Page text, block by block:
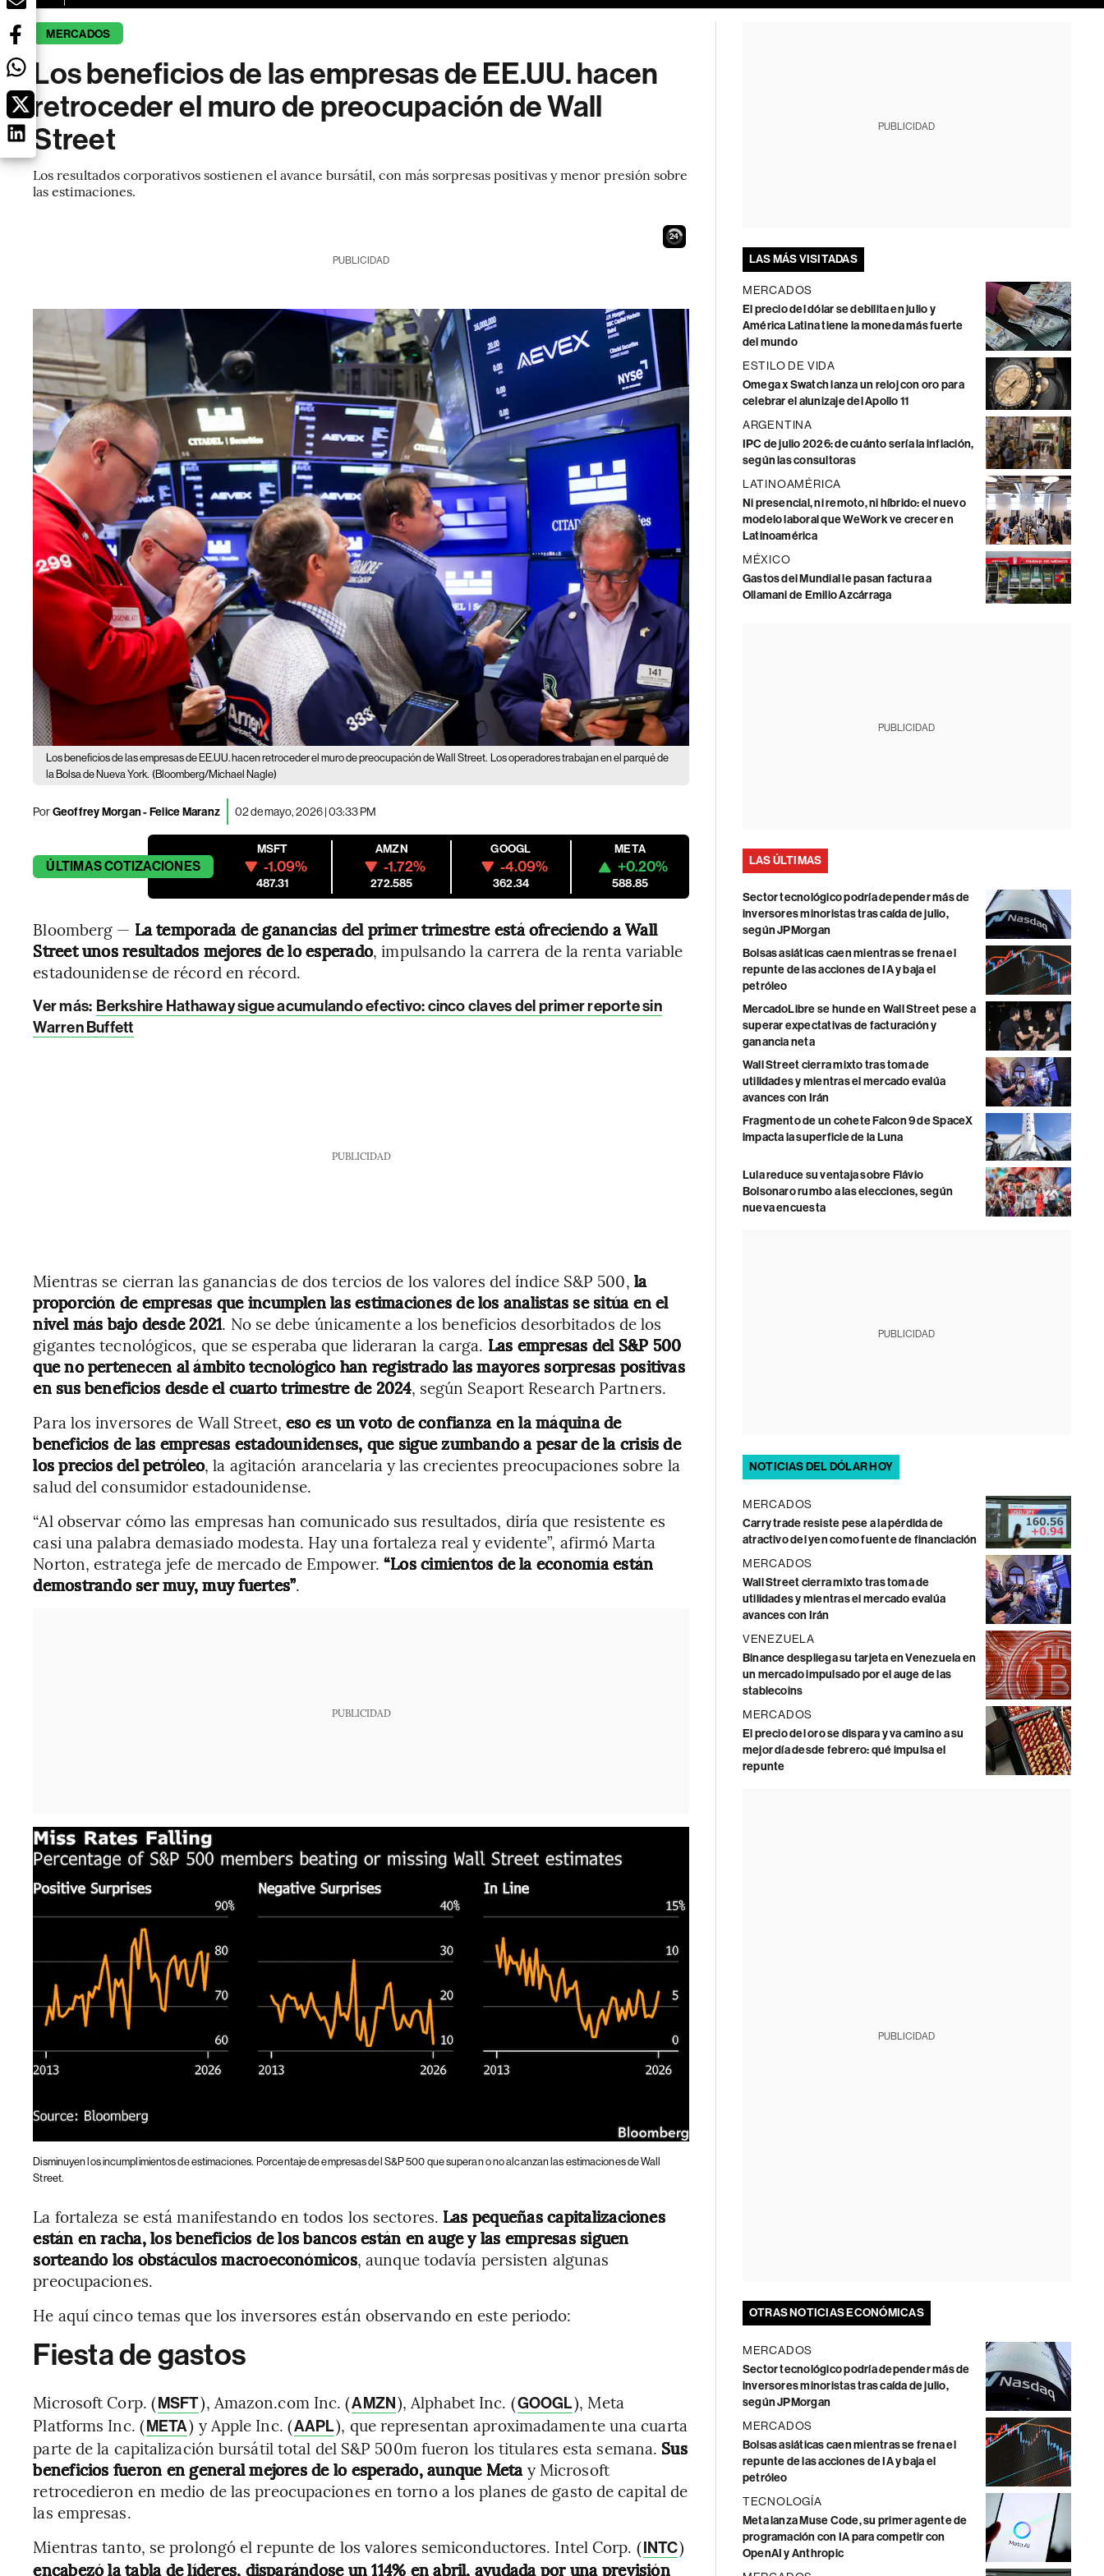
MERCADOS
Los beneficios de las empresas de EE.UU. hacen
retroceder el muro de preocupación de Wall
Street
Los resultados corporativos sostienen el avance bursátil, con más sorpresas positivas y menor presión sobre
las estimaciones.
23
PUBLICIDAD
Los beneficios de las empresas de EE.UU. hacen retroceder el muro de preocupación de Wall Street. Los operadores trabajan en el parqué de
la Bolsa de Nueva York. (Bloomberg/Michael Nagle)
PorGeoffrey Morgan - Felice Maranz 02 de mayo, 2026 | 03:33 PM
ÚLTIMASCOTIZACIONES
MSFT
-1.09%
487.31
AMZN
-1.72%
272.585
GOOGL
-4.09%
362.34
META
+0.20%
588.85
Bloomberg — La temporada de ganancias del primer trimestre está ofreciendo a Wall
Street unos resultados mejores de lo esperado, impulsando la carrera de la renta variable
estadounidense de récord en récord.
Ver más: Berkshire Hathaway sigue acumulando efectivo: cinco claves del primer reporte sin
Warren Buffett
PUBLICIDAD
Mientras se cierran las ganancias de dos tercios de los valores del índice S&P 500, la
proporción de empresas que incumplen las estimaciones de los analistas se sitúa en el
nivel más bajo desde 2021. No se debe únicamente a los beneficios desorbitados de los
gigantes tecnológicos, que se esperaba que lideraran la carga. Las empresas del S&P 500
que no pertenecen al ámbito tecnológico han registrado las mayores sorpresas positivas
en sus beneficios desde el cuarto trimestre de 2024, según Seaport Research Partners.
Para los inversores de Wall Street, eso es un voto de confianza en la máquina de
beneficios de las empresas estadounidenses, que sigue zumbando a pesar de la crisis de
los precios del petróleo, la agitación arancelaria y las crecientes preocupaciones sobre la
salud del consumidor estadounidense.
“Al observar cómo las empresas han comunicado sus resultados, diría que resistente es
casi una palabra demasiado modesta. Hay una fortaleza real y evidente”, afirmó Marta
Norton, estratega jefe de mercado de Empower. “Los cimientos de la economía están
demostrando ser muy, muy fuertes”.
PUBLICIDAD
Disminuyen los incumplimientos de estimaciones. Porcentaje de empresas del S&P 500 que superan o no alcanzan las estimaciones de Wall
Street.
La fortaleza se está manifestando en todos los sectores. Las pequeñas capitalizaciones
están en racha, los beneficios de los bancos están en auge y las empresas siguen
sorteando los obstáculos macroeconómicos, aunque todavía persisten algunas
preocupaciones.
He aquí cinco temas que los inversores están observando en este periodo:
Fiesta de gastos
Microsoft Corp. (MSFT), Amazon.com Inc. (AMZN), Alphabet Inc. (GOOGL), Meta
Platforms Inc. (META) y Apple Inc. (AAPL), que representan aproximadamente una cuarta
parte de la capitalización bursátil total del S&P 500m fueron los titulares esta semana. Sus
beneficios fueron en general mejores de lo esperado, aunque Metay Microsoft
retrocedieron en medio de las preocupaciones en torno a los planes de gasto de capital de
las empresas.
Mientras tanto, se prolongó el repunte de los valores semiconductores. Intel Corp. (INTC)
encabezó la tabla de líderes, disparándose un 114% en abril, ayudada por una previsión
PUBLICIDAD
LAS MÁS VISITADAS
MERCADOS
El precio del dólar se debilita en julio y
América Latina tiene la moneda más fuerte
del mundo
ESTILO DE VIDA
Omega x Swatch lanza un reloj con oro para
celebrar el alunizaje del Apollo 11
ARGENTINA
IPC de julio 2026: de cuánto sería la inflación,
según las consultoras
LATINOAMÉRICA
Ni presencial, ni remoto, ni híbrido: el nuevo
modelo laboral que WeWork ve crecer en
Latinoamérica
MÉXICO
Gastos del Mundial le pasan factura a
Ollamani de Emilio Azcárraga
PUBLICIDAD
LAS ÚLTIMAS
Sector tecnológico podría depender más de
inversores minoristas tras caída de julio,
según JPMorgan
Bolsas asiáticas caen mientras se frena el
repunte de las acciones de IA y baja el
petróleo
MercadoLibre se hunde en Wall Street pese a
superar expectativas de facturación y
ganancia neta
Wall Street cierra mixto tras toma de
utilidades y mientras el mercado evalúa
avances con Irán
Fragmento de un cohete Falcon 9 de SpaceX
impacta la superficie de la Luna
Lula reduce su ventaja sobre Flávio
Bolsonaro rumbo a las elecciones, según
nueva encuesta
PUBLICIDAD
NOTICIAS DEL DÓLAR HOY
MERCADOS
Carry trade resiste pese a la pérdida de
atractivo del yen como fuente de financiación
MERCADOS
Wall Street cierra mixto tras toma de
utilidades y mientras el mercado evalúa
avances con Irán
VENEZUELA
Binance despliega su tarjeta en Venezuela en
un mercado impulsado por el auge de las
stablecoins
MERCADOS
El precio del oro se dispara y va camino a su
mejor día desde febrero: qué impulsa el
repunte
PUBLICIDAD
OTRAS NOTICIAS ECONÓMICAS
MERCADOS
Sector tecnológico podría depender más de
inversores minoristas tras caída de julio,
según JPMorgan
MERCADOS
Bolsas asiáticas caen mientras se frena el
repunte de las acciones de IA y baja el
petróleo
TECNOLOGÍA
Meta lanza Muse Code, su primer agente de
programación con IA para competir con
OpenAI y Anthropic